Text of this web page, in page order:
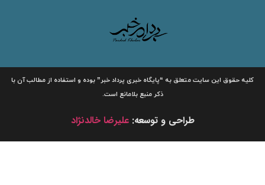
کلیه حقوق این سایت متعلق به“پایگاه خبریپرداد خبر”بوده و استفاده از مطالب آن با
ذکر منبع بلامانع است.
طراحی و توسعه:علیرضا خالدنژاد